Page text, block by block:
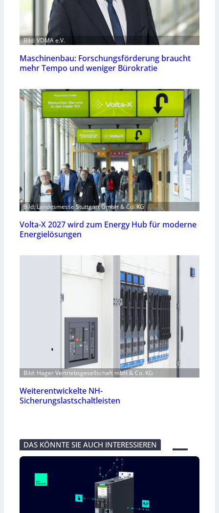
Bild: VDMA e.V.
Maschinenbau: Forschungsförderung braucht
mehr Tempo und weniger Bürokratie
Bild: Landesmesse Stuttgart GmbH & Co. KG
Volta-X 2027 wird zum Energy Hub für moderne
Energielösungen
Bild: Hager Vertriebsgesellschaft mbH & Co. KG
Weiterentwickelte NH-
Sicherungslastschaltleisten
DAS KÖNNTE SIE AUCH INTERESSIEREN